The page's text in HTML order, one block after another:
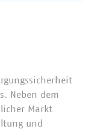
Neben dem
Markt
und